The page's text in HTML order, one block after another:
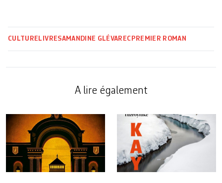
CULTURE LIVRESAMANDINE GLÉVAREC PREMIER ROMAN
A lire également